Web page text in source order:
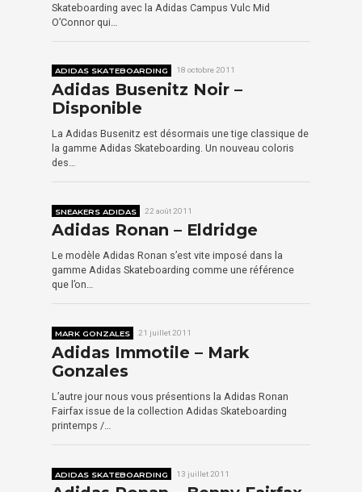
Skateboarding avec la Adidas Campus Vulc Mid
O’Connor qui…
ADIDAS SKATEBOARDING 18 octobre 2011
Adidas Busenitz Noir –
Disponible
La Adidas Busenitz est désormais une tige classique de
la gamme Adidas Skateboarding. Un nouveau coloris
des…
SNEAKERS ADIDAS 22 août 2011
Adidas Ronan – Eldridge
Le modèle Adidas Ronan s’est vite imposé dans la
gamme Adidas Skateboarding comme une référence
que l’on…
MARK GONZALES 21 juillet 2011
Adidas Immotile – Mark
Gonzales
L’autre jour nous vous présentions la Adidas Ronan
Fairfax issue de la collection Adidas Skateboarding
printemps /…
ADIDAS SKATEBOARDING 13 juillet 2011